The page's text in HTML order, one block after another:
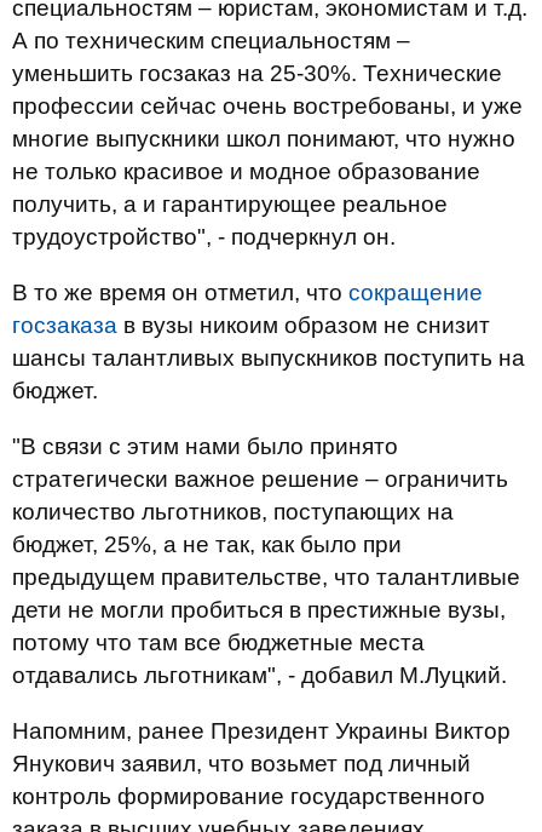
специальностям – юристам, экономистам и т.д.
А по техническим специальностям –
уменьшить госзаказ на 25-30%. Технические
профессии сейчас очень востребованы, и уже
многие выпускники школ понимают, что нужно
не только красивое и модное образование
получить, а и гарантирующее реальное
трудоустройство", - подчеркнул он.
В то же время он отметил, что сокращение
госзаказа в вузы никоим образом не снизит
шансы талантливых выпускников поступить на
бюджет.
"В связи с этим нами было принято
стратегически важное решение – ограничить
количество льготников, поступающих на
бюджет, 25%, а не так, как было при
предыдущем правительстве, что талантливые
дети не могли пробиться в престижные вузы,
потому что там все бюджетные места
отдавались льготникам", - добавил М.Луцкий.
Напомним, ранее Президент Украины Виктор
Янукович заявил, что возьмет под личный
контроль формирование государственного